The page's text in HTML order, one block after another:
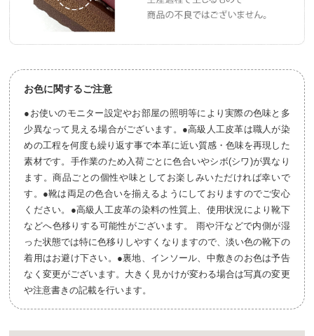
お色に関するご注意
●お使いのモニター設定やお部屋の照明等により実際の色味と多
少異なって見える場合がございます。●高級人工皮革は職人が染
めの工程を何度も繰り返す事で本革に近い質感・色味を再現した
素材です。手作業のため入荷ごとに色合いやシボ(シワ)が異なり
ます。商品ごとの個性や味としてお楽しみいただければ幸いで
す。●靴は両足の色合いを揃えるようにしておりますのでご安心
ください。●高級人工皮革の染料の性質上、使用状況により靴下
などへ色移りする可能性がございます。 雨や汗などで内側が湿
った状態では特に色移りしやすくなりますので、淡い色の靴下の
着用はお避け下さい。●裏地、インソール、中敷きのお色は予告
なく変更がございます。大きく見かけが変わる場合は写真の変更
や注意書きの記載を行います。